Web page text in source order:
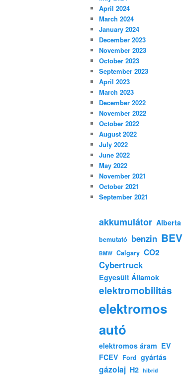
April 2024
March 2024
January 2024
December 2023
November 2023
October 2023
September 2023
April 2023
March 2023
December 2022
November 2022
October 2022
August 2022
July 2022
June 2022
May 2022
November 2021
October 2021
September 2021
akkumulátor Alberta
bemutató benzin BEV
BMW Calgary CO2
Cybertruck
Egyesült Államok
elektromobilitás
elektromos
autó
elektromos áram EV
FCEV Ford gyártás
gázolaj H2 hibrid